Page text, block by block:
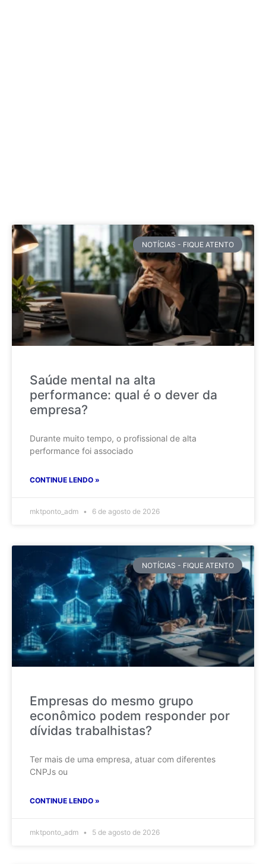
NOTÍCIAS - FIQUE ATENTO
Saúde mental na alta
performance: qual é o dever da
empresa?
Durante muito tempo, o profissional de alta
performance foi associado
CONTINUE LENDO »
mktponto_adm 6 de agosto de 2026
NOTÍCIAS - FIQUE ATENTO
Empresas do mesmo grupo
econômico podem responder por
dívidas trabalhistas?
Ter mais de uma empresa, atuar com diferentes
CNPJs ou
CONTINUE LENDO »
mktponto_adm 5 de agosto de 2026